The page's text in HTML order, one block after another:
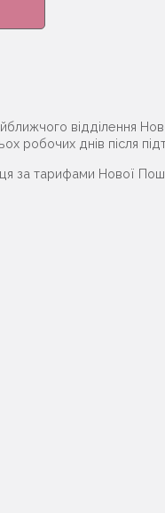
відділення
робочих днів після
за тарифами Нової